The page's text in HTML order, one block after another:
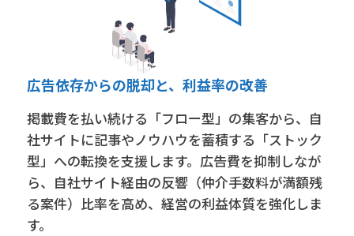
広告依存からの脱却と、利益率の改善
掲載費を払い続ける「フロー型」の集客から、自
社サイトに記事やノウハウを蓄積する「ストック
型」への転換を支援します。広告費を抑制しなが
ら、自社サイト経由の反響（仲介手数料が満額残
る案件）比率を高め、経営の利益体質を強化しま
す。